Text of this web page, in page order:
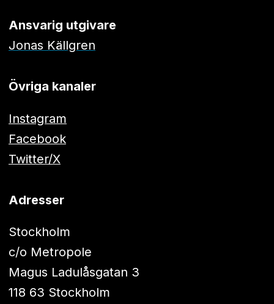
Ansvarig utgivare
Jonas Källgren
Övriga kanaler
Instagram
Facebook
Twitter/X
Adresser
Stockholm
c/o Metropole
Magus Ladulåsgatan 3
118 63 Stockholm